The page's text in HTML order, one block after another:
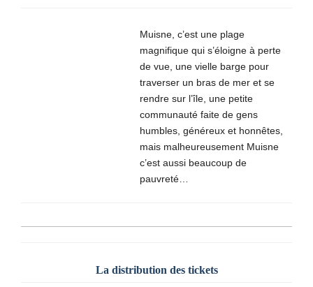
Muisne, c’est une plage
magnifique qui s’éloigne à perte
de vue, une vielle barge pour
traverser un bras de mer et se
rendre sur l’île, une petite
communauté faite de gens
humbles, généreux et honnêtes,
mais malheureusement Muisne
c’est aussi beaucoup de
pauvreté…
La distribution des tickets